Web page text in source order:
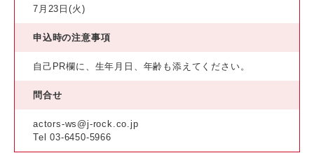
7月23日(火)
申込時の注意事項
自己PR欄に、生年月日、年齢も添えてください。
問合せ
actors-ws@j-rock.co.jp
Tel 03-6450-5966